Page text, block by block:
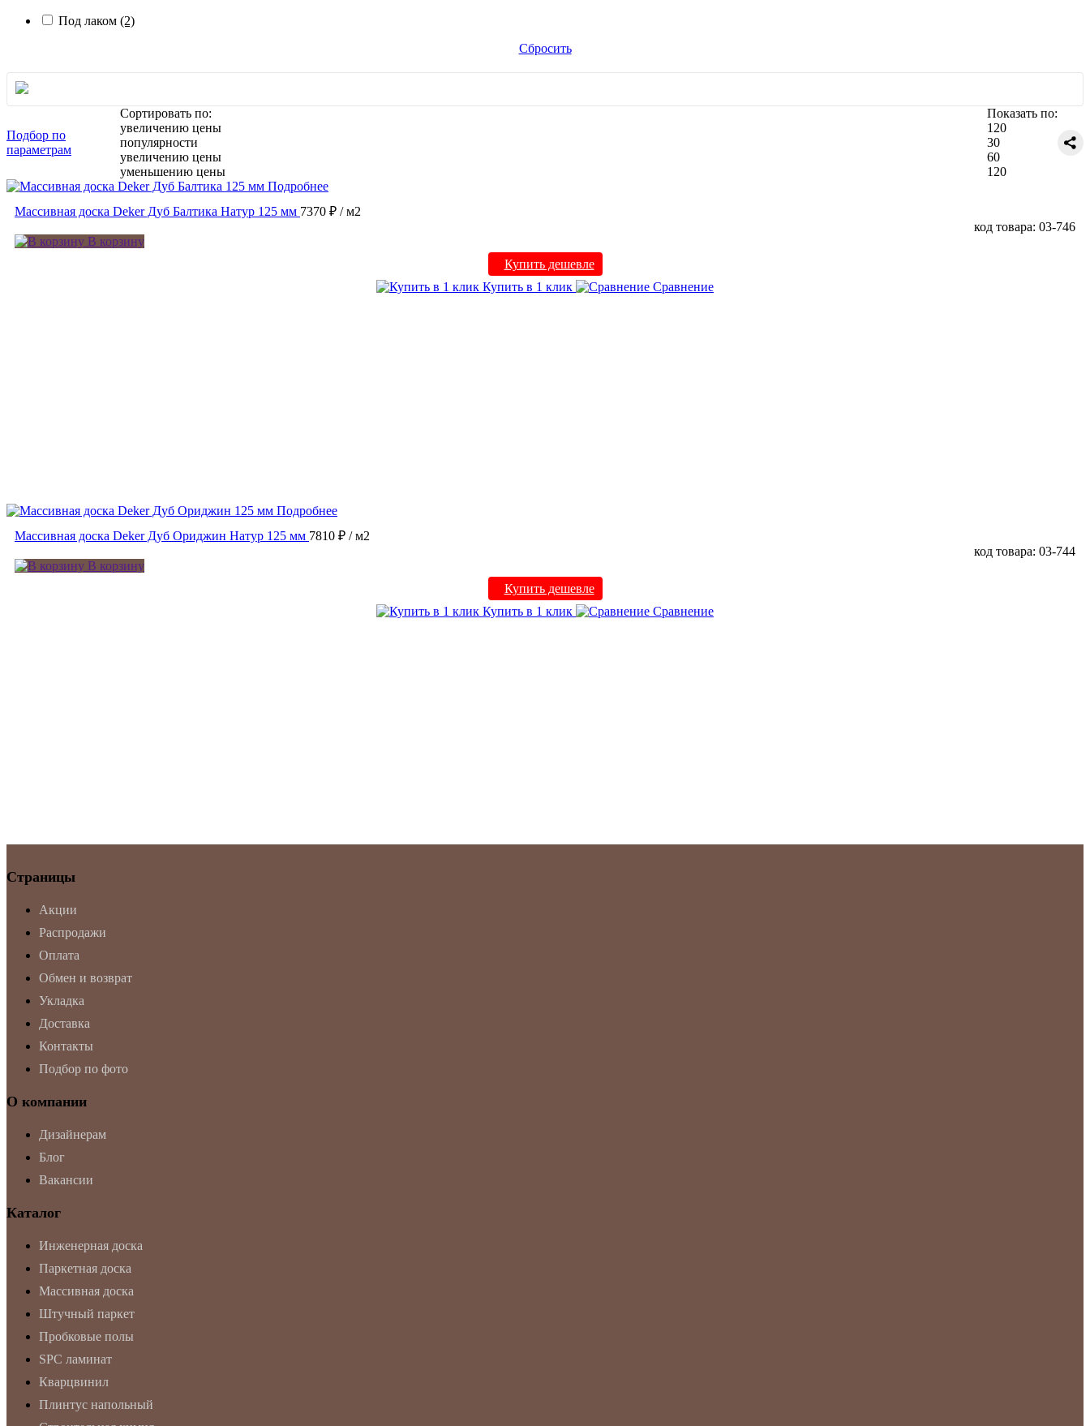
Под лаком (2)
Сбросить
Подбор по
параметрам
Сортировать по:
увеличению цены
популярности
увеличению цены
уменьшению цены
Показать по:
120
30
60
120
Подробнее
Массивная доска Deker Дуб Балтика Натур 125 мм 7370 ₽ / м2
код товара: 03-746
В корзину
Купить дешевле
Купить в 1 клик
Сравнение
Подробнее
Массивная доска Deker Дуб Ориджин Натур 125 мм 7810 ₽ / м2
код товара: 03-744
В корзину
Купить дешевле
Купить в 1 клик
Сравнение
Страницы
Акции
Распродажи
Оплата
Обмен и возврат
Укладка
Доставка
Контакты
Подбор по фото
О компании
Дизайнерам
Блог
Вакансии
Каталог
Инженерная доска
Паркетная доска
Массивная доска
Штучный паркет
Пробковые полы
SPC ламинат
Кварцвинил
Плинтус напольный